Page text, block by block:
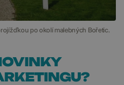
po okolí malebných Bořetic.